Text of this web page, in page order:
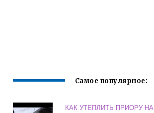
Самое популярное:
КАК УТЕПЛИТЬ ПРИОРУ